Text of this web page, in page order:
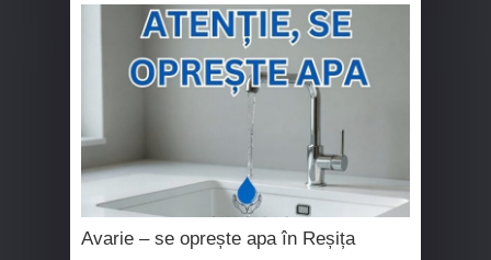
Avarie – se oprește apa în Reșița